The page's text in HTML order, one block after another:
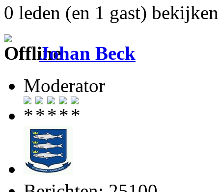
0 leden (en 1 gast)
Johan Beck
Moderator